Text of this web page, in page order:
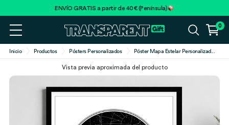
ENVÍO GRATIS a partir de 40€ (Península)
0
Inicio Productos Pósters Personalizados Póster Mapa Estelar Personalizad...
Vista previa aproximada del producto